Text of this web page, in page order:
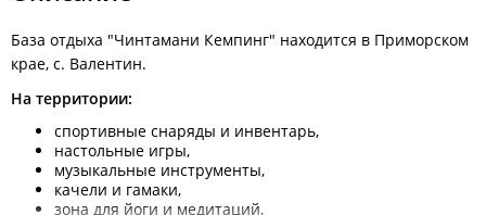
База отдыха "Чинтамани Кемпинг" находится в Приморском
крае, с. Валентин.
На территории:
спортивные снаряды и инвентарь,
настольные игры,
музыкальные инструменты,
качели и гамаки,
зона для йоги и медитаций,